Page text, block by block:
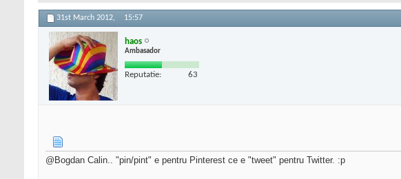
31st March 2012, 15:57
haos
Ambasador
Reputatie: 63
@Bogdan Calin.. "pin/pint" e pentru Pinterest ce e "tweet" pentru Twitter. :p